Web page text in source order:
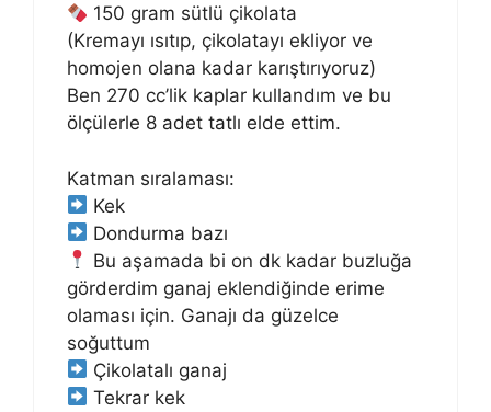
150 gram sütlü çikolata
(Kremayı ısıtıp, çikolatayı ekliyor ve
homojen olana kadar karıştırıyoruz)
Ben 270 cc’lik kaplar kullandım ve bu
ölçülerle 8 adet tatlı elde ettim.
Katman sıralaması:
Kek
Dondurma bazı
Bu aşamada bi on dk kadar buzluğa
görderdim ganaj eklendiğinde erime
olaması için. Ganajı da güzelce
soğuttum
Çikolatalı ganaj
Tekrar kek